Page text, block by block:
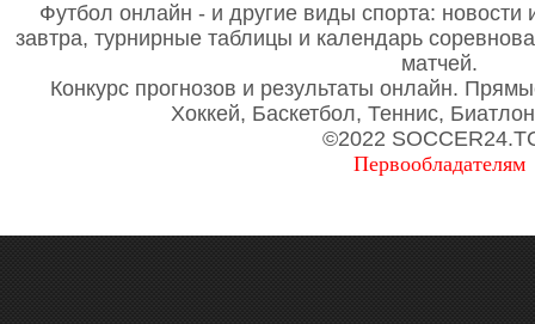
Футбол онлайн - и другие виды спорта: новости
завтра, турнирные таблицы и календарь
матчей.
Конкурс прогнозов и результаты онлайн.
Хоккей, Баскетбол, Теннис,
©2022
Первообладателям